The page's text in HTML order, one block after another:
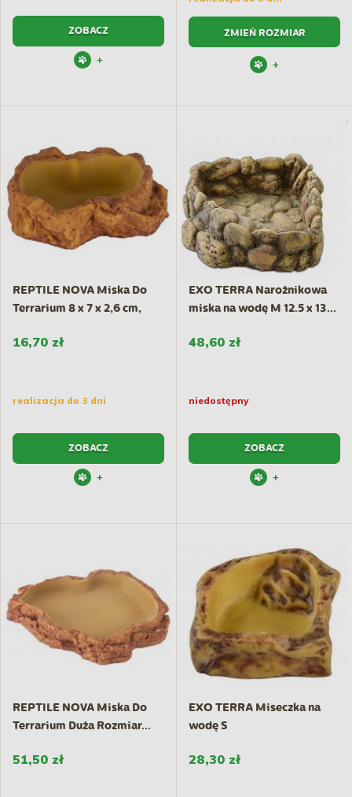
ZOBACZ
+
ZMIEŃ ROZMIAR
+
REPTILE NOVA Miska Do
Terrarium 8 x 7 x 2,6 cm,
16,70 zł
realizacja do 3 dni
ZOBACZ
+
EXO TERRA Narożnikowa
miska na wodę M 12.5 x 13...
48,60 zł
niedostępny
ZOBACZ
+
REPTILE NOVA Miska Do
Terrarium Duża Rozmiar...
51,50 zł
EXO TERRA Miseczka na
wodę S
28,30 zł